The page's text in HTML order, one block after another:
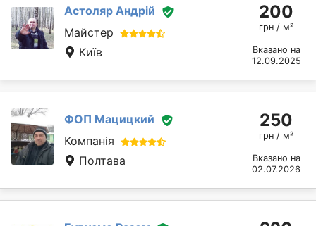
Астоляр Андрій
Майстер
Київ
200
грн / м²
Вказано на
12.09.2025
ФОП Мацицкий
Компанія
Полтава
250
грн / м²
Вказано на
02.07.2026